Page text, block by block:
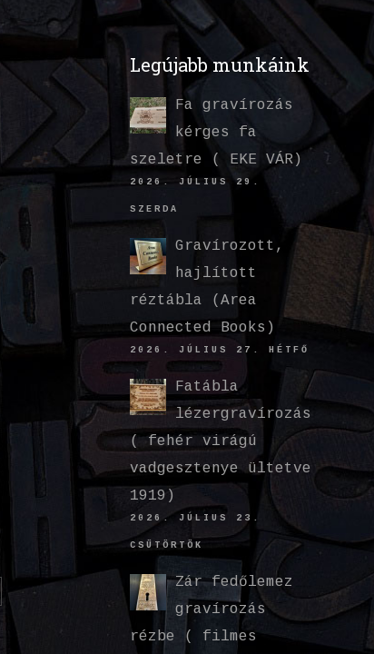
Legújabb munkáink
Fa gravírozás
kérges fa
szeletre ( EKE VÁR)
2026. JÚLIUS 29.
SZERDA
Gravírozott,
hajlított
réztábla (Area
Connected Books)
2026. JÚLIUS 27. HÉTFŐ
Fatábla
lézergravírozás
( fehér virágú
vadgesztenye ültetve
1919)
2026. JÚLIUS 23.
CSÜTÖRTÖK
Zár fedőlemez
gravírozás
rézbe ( filmes